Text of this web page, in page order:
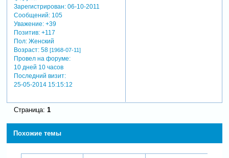
Зарегистрирован: 06-10-2011
Сообщений:105
Уважение: +39
Позитив: +117
Пол:Женский
Возраст:58 [1968-07-11]
Провел на форуме:
10 дней 10 часов
Последний визит:
25-05-2014 15:15:12
Страница: 1
Похожие темы